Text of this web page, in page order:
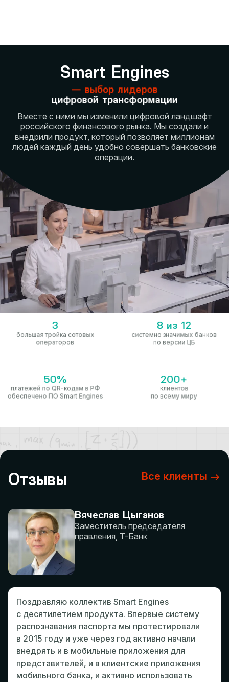
Smart Engines
— выбор лидеров
цифровой трансформации
Вместе с ними мы изменили цифровой ландшафт
российского финансового рынка. Мы создали и
внедрили продукт, который позволяет миллионам
людей каждый день удобно совершать банковские
операции.
3
большая тройка сотовых
операторов
8 из 12
системно значимых банков
по версии ЦБ
50%
платежей по QR-кодам в РФ
обеспечено ПО Smart Engines
200+
клиентов
по всему миру
Отзывы Все клиенты
Вячеслав Цыганов
Заместитель председателя
правления, Т-Банк
Поздравляю коллектив Smart Engines
с десятилетием продукта. Впервые систему
распознавания паспорта мы протестировали
в 2015 году и уже через год активно начали
внедрять и в мобильные приложения для
представителей, и в клиентские приложения
мобильного банка, и активно использовать